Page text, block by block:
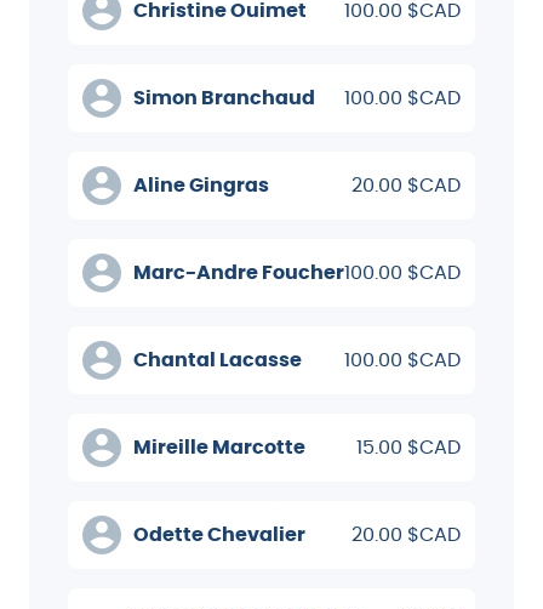
Christine Ouimet 100.00 $CAD
Simon Branchaud 100.00 $CAD
Aline Gingras 20.00 $CAD
Marc-Andre Foucher100.00 $CAD
Chantal Lacasse 100.00 $CAD
Mireille Marcotte 15.00 $CAD
Odette Chevalier 20.00 $CAD